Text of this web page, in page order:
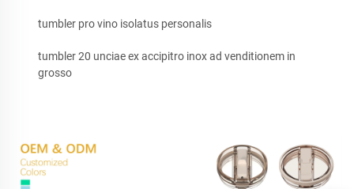
tumbler pro vino isolatus personalis
tumbler 20 unciae ex accipitro inox ad venditionem in
grosso